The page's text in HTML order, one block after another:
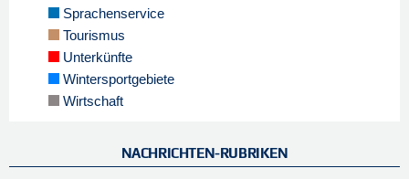
Sprachenservice
Tourismus
Unterkünfte
Wintersportgebiete
Wirtschaft
NACHRICHTEN-RUBRIKEN